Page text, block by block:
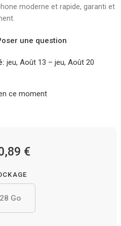
moderne et rapide, garanti et
une question
jeu, Août 13 – jeu, Août 20
ce moment
€
Go